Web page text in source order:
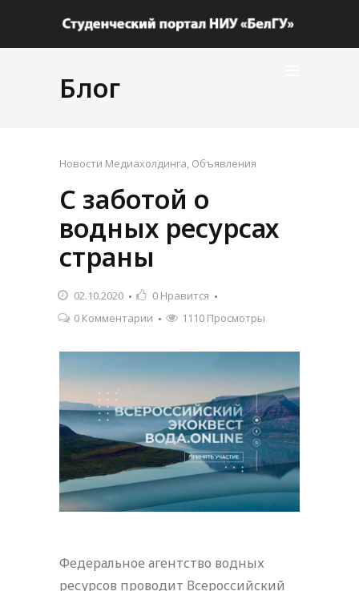
Блог
Новости Медиахолдинга, Объявления
С заботой о
водных ресурсах
страны
02.10.2020 0 Нравится
0 Комментарии
1110 Просмотры
Федеральное агентство водных
ресурсов проводит Всероссийский